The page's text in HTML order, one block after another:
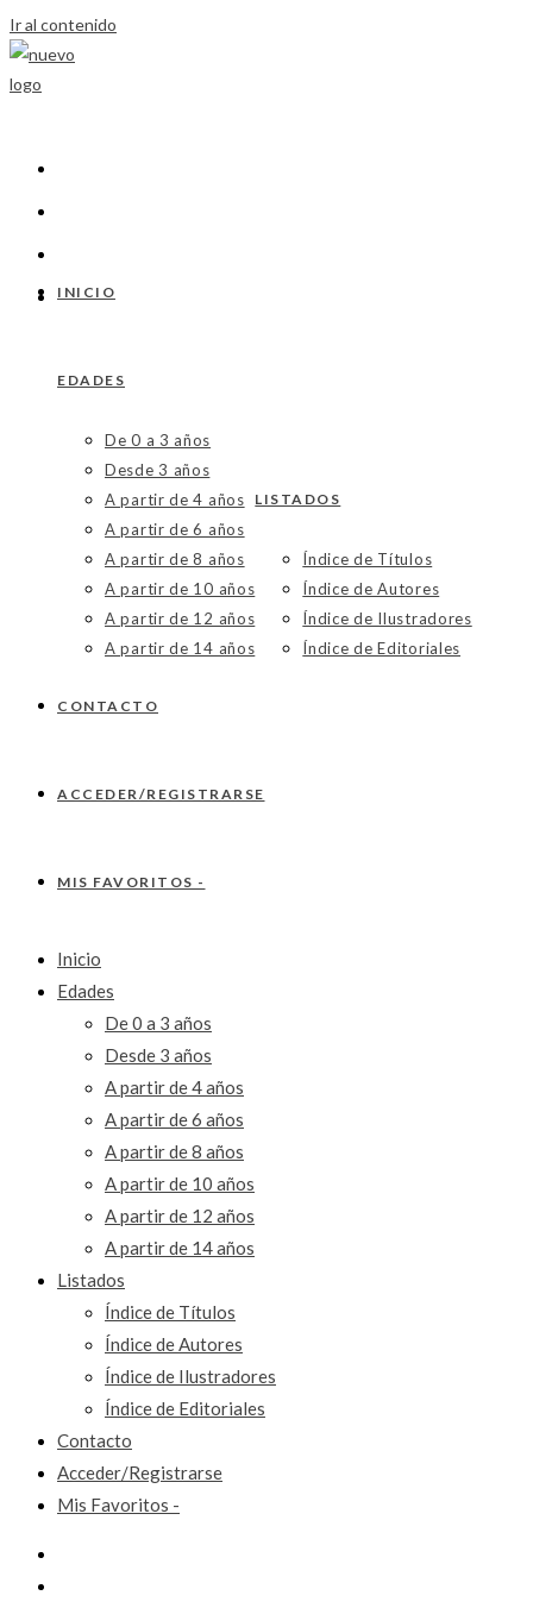
Ir al contenido
INICIO
EDADES
De 0 a 3 años
Desde 3 años
A partir de 4 años
A partir de 6 años
A partir de 8 años
A partir de 10 años
A partir de 12 años
A partir de 14 años
LISTADOS
Índice de Títulos
Índice de Autores
Índice de Ilustradores
Índice de Editoriales
CONTACTO
ACCEDER/REGISTRARSE
MIS FAVORITOS -
Inicio
Edades
De 0 a 3 años
Desde 3 años
A partir de 4 años
A partir de 6 años
A partir de 8 años
A partir de 10 años
A partir de 12 años
A partir de 14 años
Listados
Índice de Títulos
Índice de Autores
Índice de Ilustradores
Índice de Editoriales
Contacto
Acceder/Registrarse
Mis Favoritos -